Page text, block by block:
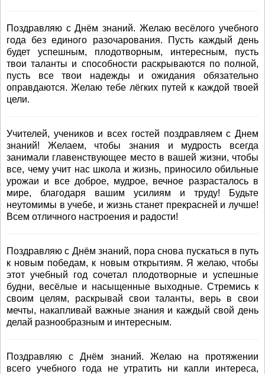
Поздравляю с Днём знаний. Желаю весёлого учебного
года без единого разочарования. Пусть каждый день
будет успешным, плодотворным, интересным, пусть
твои таланты и способности раскрываются по полной,
пусть все твои надежды и ожидания обязательно
оправдаются. Желаю тебе лёгких путей к каждой твоей
цели.
Учителей, учеников и всех гостей поздравляем с Днем
знаний! Желаем, чтобы знания и мудрость всегда
занимали главенствующее место в вашей жизни, чтобы
все, чему учит нас школа и жизнь, приносило обильные
урожаи и все доброе, мудрое, вечное разрасталось в
мире, благодаря вашим усилиям и труду! Будьте
неутомимы в учебе, и жизнь станет прекрасней и лучше!
Всем отличного настроения и радости!
Поздравляю с Днём знаний, пора снова пускаться в путь
к новым победам, к новым открытиям. Я желаю, чтобы
этот учебный год сочетал плодотворные и успешные
будни, весёлые и насыщенные выходные. Стремись к
своим целям, раскрывай свои таланты, верь в свои
мечты, накапливай важные знания и каждый свой день
делай разнообразным и интересным.
Поздравляю с Днём знаний. Желаю на протяжении
всего учебного года не утратить ни капли интереса,